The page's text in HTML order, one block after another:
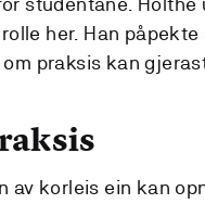
her. Han
praksis kan
av korleis ein kan